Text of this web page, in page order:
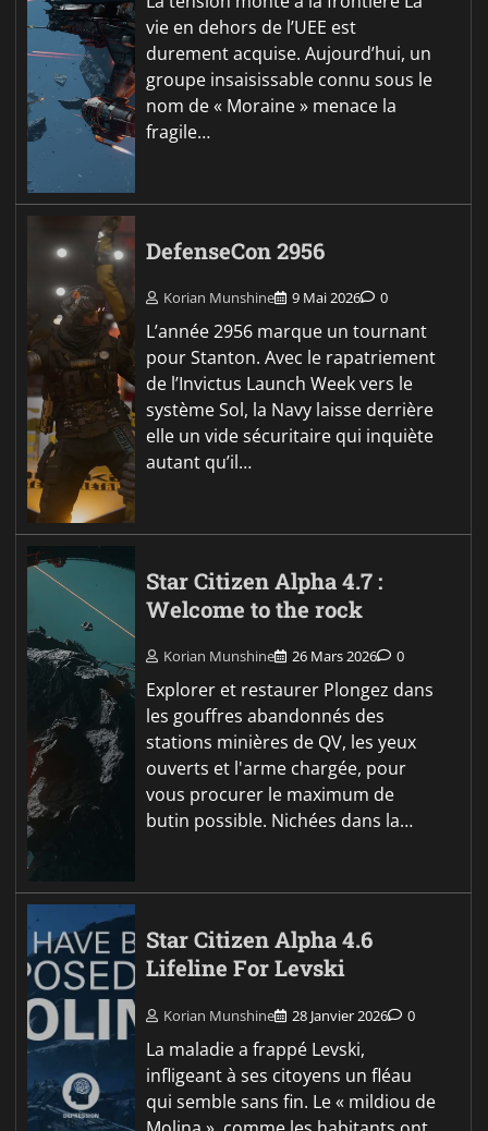
vie en dehors de l’UEE est
durement acquise. Aujourd’hui, un
groupe insaisissable connu sous le
nom de « Moraine » menace la
fragile…
DefenseCon 2956
Korian Munshine 9 Mai 2026 0
L’année 2956 marque un tournant
pour Stanton. Avec le rapatriement
de l’Invictus Launch Week vers le
système Sol, la Navy laisse derrière
elle un vide sécuritaire qui inquiète
autant qu’il…
Star Citizen Alpha 4.7 :
Welcome to the rock
Korian Munshine 26 Mars 2026 0
Explorer et restaurer Plongez dans
les gouffres abandonnés des
stations minières de QV, les yeux
ouverts et l'arme chargée, pour
vous procurer le maximum de
butin possible. Nichées dans la…
Star Citizen Alpha 4.6
Lifeline For Levski
Korian Munshine 28 Janvier 2026 0
La maladie a frappé Levski,
infligeant à ses citoyens un fléau
qui semble sans fin. Le « mildiou de